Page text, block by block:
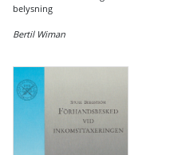
belysning
Bertil Wiman